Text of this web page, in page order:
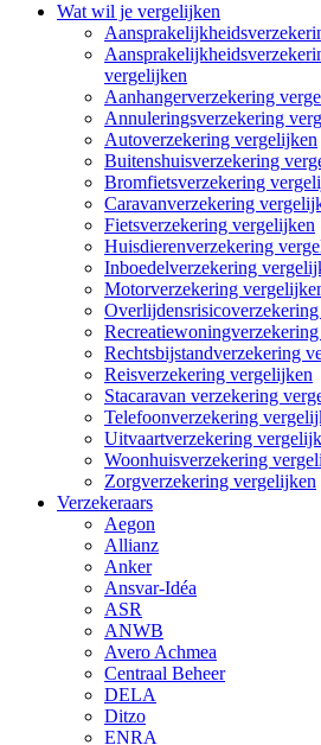
Wat wil je vergelijken
vergelijken
Aanhangerverzekering
Annuleringsverzekering
Autoverzekering vergelijken
Buitenshuisverzekering
Bromfietsverzekering
Caravanverzekering
Fietsverzekering vergelijken
Huisdierenverzekering
Inboedelverzekering
Motorverzekering
Rechtsbijstandverzekering
Reisverzekering vergelijken
Stacaravan verzekering
Telefoonverzekering
Uitvaartverzekering
Woonhuisverzekering
Zorgverzekering vergelijken
Verzekeraars
Aegon
Allianz
Anker
Ansvar-Idéa
ASR
ANWB
Avero Achmea
Centraal Beheer
DELA
Ditzo
ENRA